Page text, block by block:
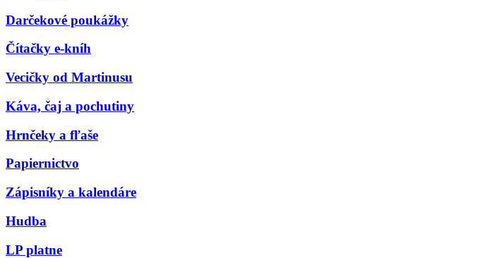
Darčekové poukážky
Čítačky e-kníh
Vecičky od Martinusu
Káva, čaj a pochutiny
Hrnčeky a fľaše
Papiernictvo
Zápisníky a kalendáre
Hudba
LP platne